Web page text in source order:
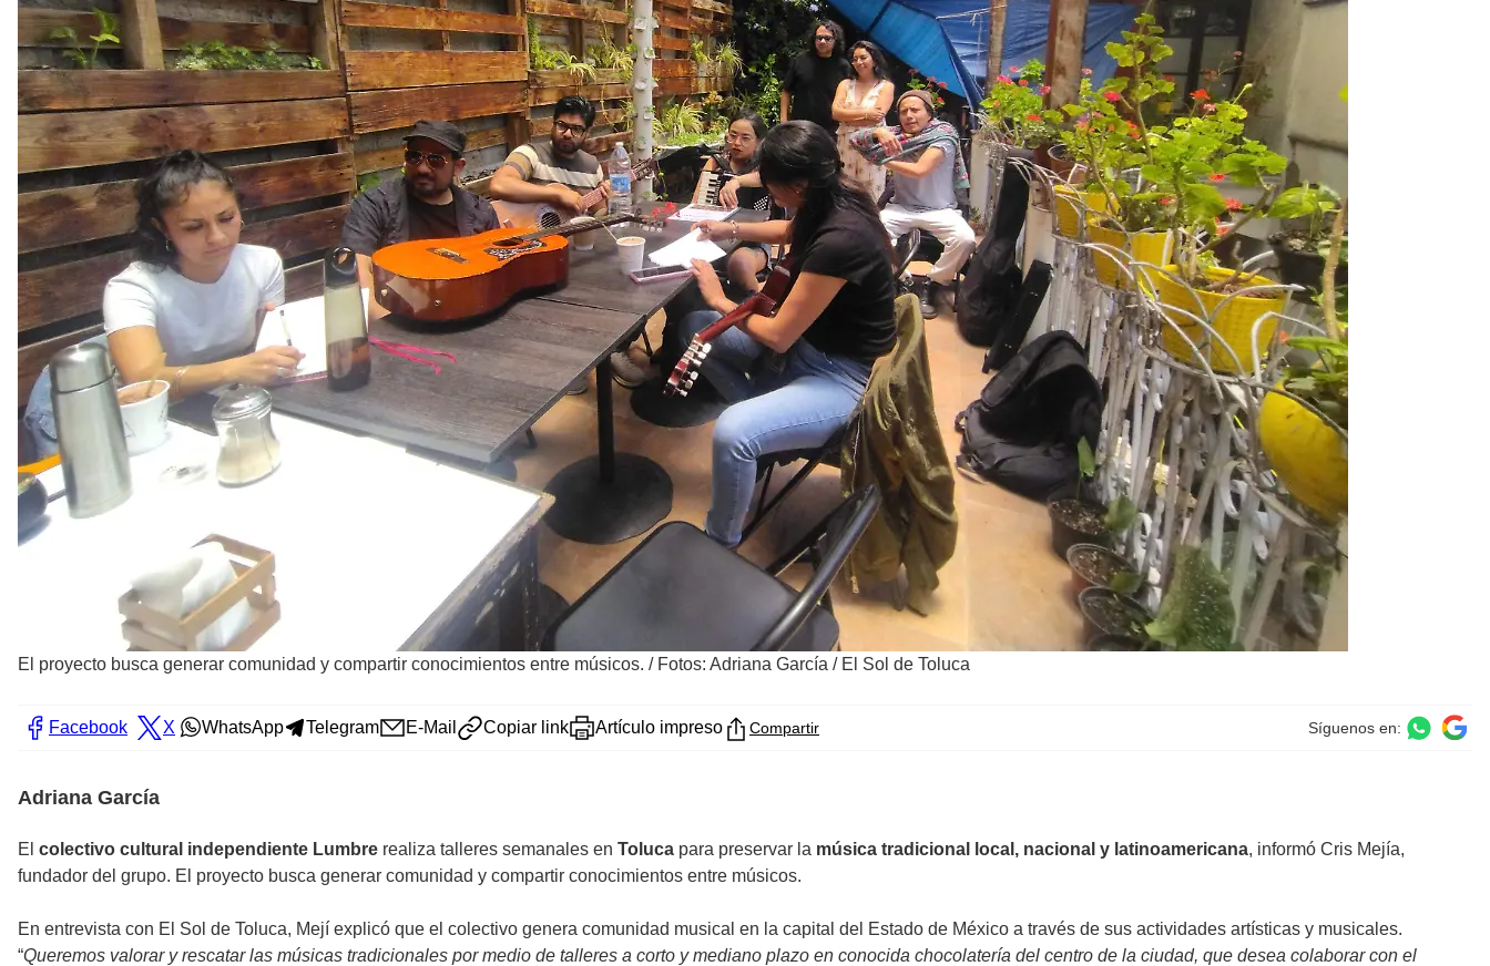
El proyecto busca generar comunidad y compartir conocimientos entre músicos. / Fotos: Adriana García / El Sol de Toluca
Facebook X WhatsApp Telegram E-Mail Copiar link Artículo impreso Compartir Síguenos en:
Adriana García
El colectivo cultural independiente Lumbre realiza talleres semanales en Toluca para preservar la música tradicional local, nacional y latinoamericana, informó Cris Mejía,
fundador del grupo. El proyecto busca generar comunidad y compartir conocimientos entre músicos.
En entrevista con El Sol de Toluca, Mejí explicó que el colectivo genera comunidad musical en la capital del Estado de México a través de sus actividades artísticas y musicales.
“Queremos valorar y rescatar las músicas tradicionales por medio de talleres a corto y mediano plazo en conocida chocolatería del centro de la ciudad, que desea colaborar con el